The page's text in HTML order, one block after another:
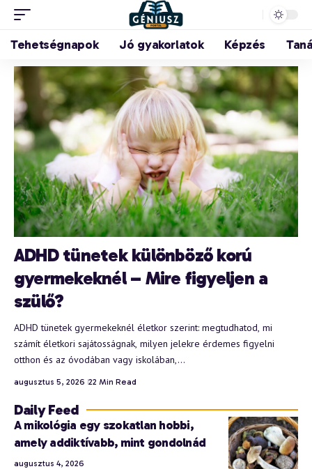
Tehetségnapok Jó gyakorlatok Képzés
ADHD tünetek különböző korú
gyermekeknél – Mire figyeljen a
szülő?
ADHD tünetek gyermekeknél életkor szerint: megtudhatod, mi
számít életkori sajátosságnak, milyen jelekre érdemes figyelni
otthon és az óvodában vagy iskolában,…
augusztus 5, 2026 22 Min Read
Daily Feed
A mikológia egy szokatlan hobbi,
amely addiktívabb, mint gondolnád
augusztus 4, 2026